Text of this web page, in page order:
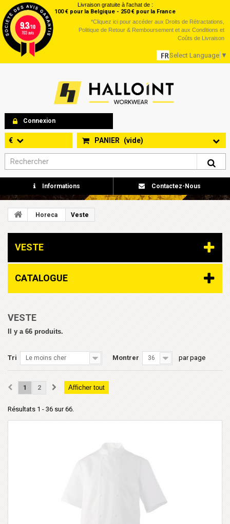
Livraison gratuite à l'achat de :
100 € pour la Belgique - 250 € pour la France
*Cliquez ici pour accéder aux Droits de Rétractations,
Politique de Retour & Remboursement et aux Conditions et
Coûts de Livraison
Select Language ▼
Connexion
PANIER (vide)
€
Informations Contactez-Nous
Horeca Veste
VESTE
CATALOGUE
VESTE
Il y a 66 produits.
Tri Le moins cher Montrer 36 par page
Afficher tout
1 2
Résultats 1 - 36 sur 66.
9.3/10
703 avis